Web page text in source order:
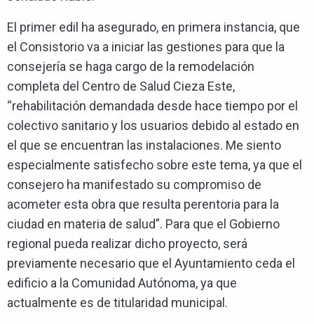
El primer edil ha asegurado, en primera instancia, que
el Consistorio va a iniciar las gestiones para que la
consejería se haga cargo de la remodelación
completa del Centro de Salud Cieza Este,
“rehabilitación demandada desde hace tiempo por el
colectivo sanitario y los usuarios debido al estado en
el que se encuentran las instalaciones. Me siento
especialmente satisfecho sobre este tema, ya que el
consejero ha manifestado su compromiso de
acometer esta obra que resulta perentoria para la
ciudad en materia de salud”. Para que el Gobierno
regional pueda realizar dicho proyecto, será
previamente necesario que el Ayuntamiento ceda el
edificio a la Comunidad Autónoma, ya que
actualmente es de titularidad municipal.